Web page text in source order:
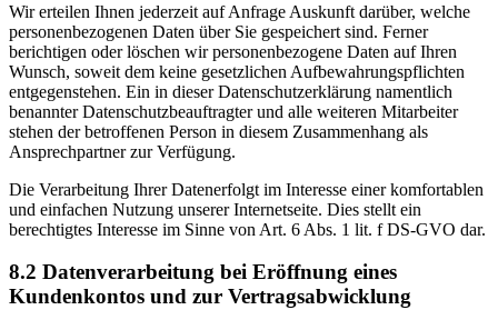
Wir erteilen Ihnen jederzeit auf Anfrage Auskunft darüber, welche
personenbezogenen Daten über Sie gespeichert sind. Ferner
berichtigen oder löschen wir personenbezogene Daten auf Ihren
Wunsch, soweit dem keine gesetzlichen Aufbewahrungspflichten
entgegenstehen. Ein in dieser Datenschutzerklärung namentlich
benannter Datenschutzbeauftragter und alle weiteren Mitarbeiter
stehen der betroffenen Person in diesem Zusammenhang als
Ansprechpartner zur Verfügung.
Die Verarbeitung Ihrer Datenerfolgt im Interesse einer komfortablen
und einfachen Nutzung unserer Internetseite. Dies stellt ein
berechtigtes Interesse im Sinne von Art. 6 Abs. 1 lit. f DS-GVO dar.
8.2 Datenverarbeitung bei Eröffnung eines
Kundenkontos und zur Vertragsabwicklung